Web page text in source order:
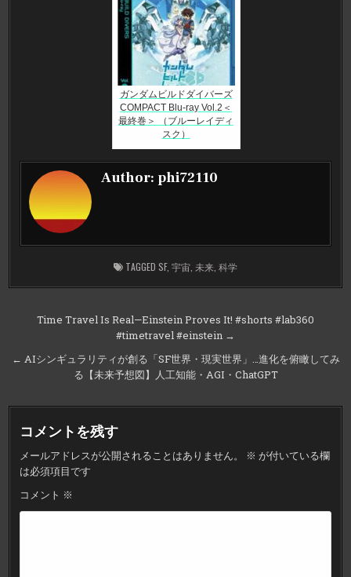
ガンダムビルドダイバーズ
COMPACT Blu-ray Vol.2＜
最終巻＞ （ブルーレイディ
スク）
Author: phi72110
TAGGED SF, 宇宙 未来 科学
ナ
ゲ
ー
シ
ョ
ン
Time Travel Is Real—Einstein Proves It! #shorts #lab360
#timetravel #einstein →
← AIシンギュラリティが創る「SF世界・現実世界」…進化を俯瞰してみ
る【未来予想図】人工知能・AGI・ChatGPT
コメントを残す
メールアドレスが公開されることはありません。 ※ が付いている欄
は必須項目です
コメント ※